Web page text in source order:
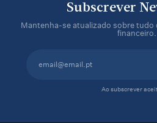
Subscrever
Mantenha-se atualizado sobre tudo
financeiro.
Ao subscrever